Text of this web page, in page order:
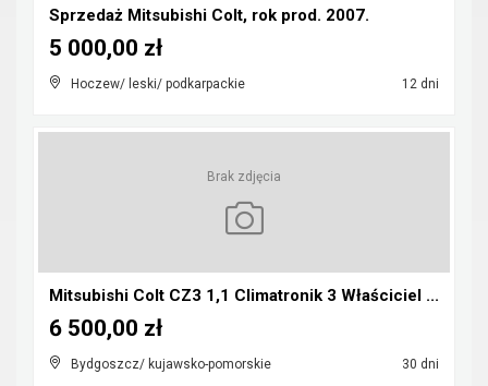
Sprzedaż Mitsubishi Colt, rok prod. 2007.
Hoczew/ leski/ podkarpackie 12 dni
5 000,00 zł
Brak zdjęcia
Mitsubishi Colt CZ3 1,1 Climatronik 3 Właściciel ...
Bydgoszcz/ kujawsko-pomorskie 30 dni
6 500,00 zł